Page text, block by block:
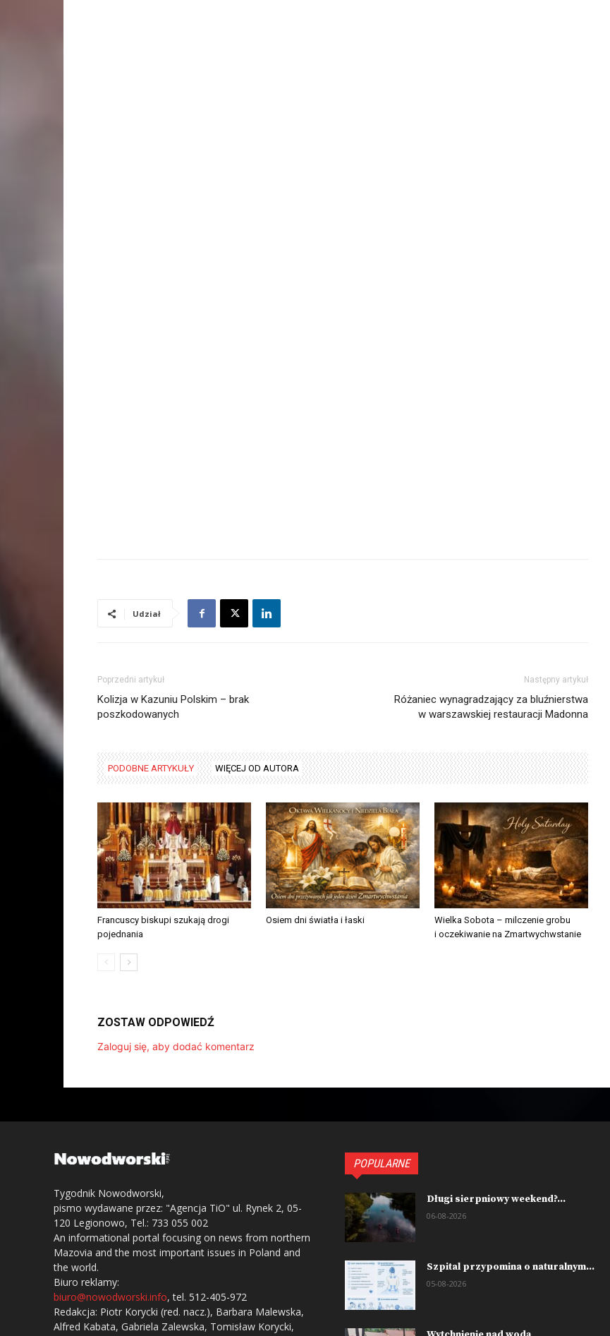
Udział
Poprzedni artykuł
Kolizja w Kazuniu Polskim – brak
poszkodowanych
Następny artykuł
Różaniec wynagradzający za bluźnierstwa
w warszawskiej restauracji Madonna
PODOBNE ARTYKUŁY WIĘCEJ OD AUTORA
Francuscy biskupi szukają drogi
pojednania
Osiem dni światła i łaski
Wielka Sobota – milczenie grobu
i oczekiwanie na Zmartwychwstanie
ZOSTAW ODPOWIEDŹ
Zaloguj się, aby dodać komentarz
Tygodnik Nowodworski,
pismo wydawane przez: "Agencja TiO" ul. Rynek 2, 05-
120 Legionowo, Tel.: 733 055 002
An informational portal focusing on news from northern
Mazovia and the most important issues in Poland and
the world.
Biuro reklamy:
biuro@nowodworski.info, tel. 512-405-972
Redakcja: Piotr Korycki (red. nacz.), Barbara Malewska,
Alfred Kabata, Gabriela Zalewska, Tomisław Korycki,
POPULARNE
Długi sierpniowy weekend?...
06-08-2026
Szpital przypomina o naturalnym...
05-08-2026